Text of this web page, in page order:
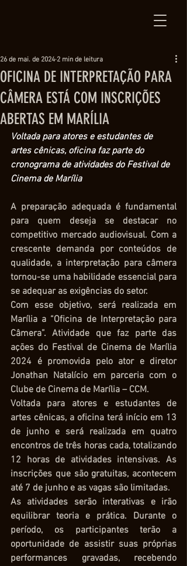
OFICINA DE INTERPRETAÇÃO PARA
CÂMERA ESTÁ COM INSCRIÇÕES
ABERTAS EM MARÍLIA
26 de mai. de 2024 2 min de leitura
Voltada para atores e estudantes de
artes cênicas, oficina faz parte do
cronograma de atividades do Festival de
Cinema de Marília
A preparação adequada é fundamental
para quem deseja se destacar no
competitivo mercado audiovisual. Com a
crescente demanda por conteúdos de
qualidade, a interpretação para câmera
tornou-se uma habilidade essencial para
se adequar as exigências do setor.
Com esse objetivo, será realizada em
Marília a “Oficina de Interpretação para
Câmera”. Atividade que faz parte das
ações do Festival de Cinema de Marília
2024 é promovida pelo ator e diretor
Jonathan Natalício em parceria com o
Clube de Cinema de Marília – CCM.
Voltada para atores e estudantes de
artes cênicas, a oficina terá início em 13
de junho e será realizada em quatro
encontros de três horas cada, totalizando
12 horas de atividades intensivas. As
inscrições que são gratuitas, acontecem
até 7 de junho e as vagas são limitadas.
As atividades serão interativas e irão
equilibrar teoria e prática. Durante o
período, os participantes terão a
oportunidade de assistir suas próprias
performances gravadas, recebendo